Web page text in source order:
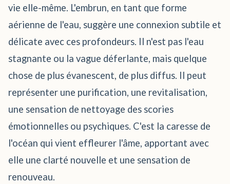
vie elle-même. L'embrun, en tant que forme
aérienne de l'eau, suggère une connexion subtile et
délicate avec ces profondeurs. Il n'est pas l'eau
stagnante ou la vague déferlante, mais quelque
chose de plus évanescent, de plus diffus. Il peut
représenter une purification, une revitalisation,
une sensation de nettoyage des scories
émotionnelles ou psychiques. C'est la caresse de
l'océan qui vient effleurer l'âme, apportant avec
elle une clarté nouvelle et une sensation de
renouveau.